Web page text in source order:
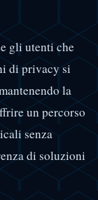
gli utenti che
di privacy si
la
un percorso
senza
di soluzioni